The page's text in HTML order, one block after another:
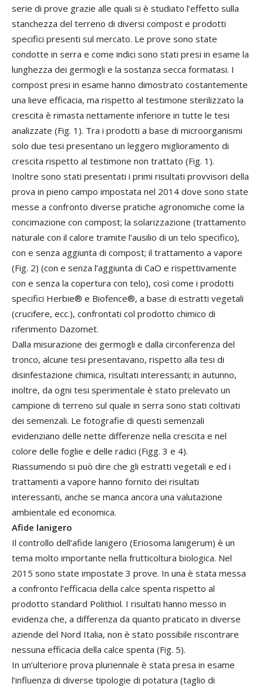
serie di prove grazie alle quali si è studiato l’effetto sulla
stanchezza del terreno di diversi compost e prodotti
specifici presenti sul mercato. Le prove sono state
condotte in serra e come indici sono stati presi in esame la
lunghezza dei germogli e la sostanza secca formatasi. I
compost presi in esame hanno dimostrato costantemente
una lieve efficacia, ma rispetto al testimone sterilizzato la
crescita è rimasta nettamente inferiore in tutte le tesi
analizzate (Fig. 1). Tra i prodotti a base di microorganismi
solo due tesi presentano un leggero miglioramento di
crescita rispetto al testimone non trattato (Fig. 1).
Inoltre sono stati presentati i primi risultati provvisori della
prova in pieno campo impostata nel 2014 dove sono state
messe a confronto diverse pratiche agronomiche come la
concimazione con compost; la solarizzazione (trattamento
naturale con il calore tramite l’ausilio di un telo specifico),
con e senza aggiunta di compost; il trattamento a vapore
(Fig. 2) (con e senza l’aggiunta di CaO e rispettivamente
con e senza la copertura con telo), così come i prodotti
specifici Herbie® e Biofence®, a base di estratti vegetali
(crucifere, ecc.), confrontati col prodotto chimico di
riferimento Dazomet.
Dalla misurazione dei germogli e dalla circonferenza del
tronco, alcune tesi presentavano, rispetto alla tesi di
disinfestazione chimica, risultati interessanti; in autunno,
inoltre, da ogni tesi sperimentale è stato prelevato un
campione di terreno sul quale in serra sono stati coltivati
dei semenzali. Le fotografie di questi semenzali
evidenziano delle nette differenze nella crescita e nel
colore delle foglie e delle radici (Figg. 3 e 4).
Riassumendo si può dire che gli estratti vegetali e ed i
trattamenti a vapore hanno fornito dei risultati
interessanti, anche se manca ancora una valutazione
ambientale ed economica.
Afide lanigero
Il controllo dell’afide lanigero (Eriosoma lanigerum) è un
tema molto importante nella frutticoltura biologica. Nel
2015 sono state impostate 3 prove. In una è stata messa
a confronto l’efficacia della calce spenta rispetto al
prodotto standard Polithiol. I risultati hanno messo in
evidenza che, a differenza da quanto praticato in diverse
aziende del Nord Italia, non è stato possibile riscontrare
nessuna efficacia della calce spenta (Fig. 5).
In un’ulteriore prova pluriennale è stata presa in esame
l’influenza di diverse tipologie di potatura (taglio di